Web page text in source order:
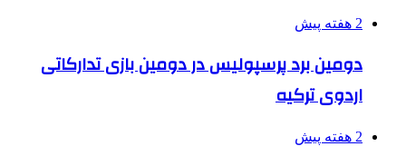
2 هفته پیش
دومین برد پرسپولیس در دومین بازی تدارکاتی
اردوی ترکیه
2 هفته پیش